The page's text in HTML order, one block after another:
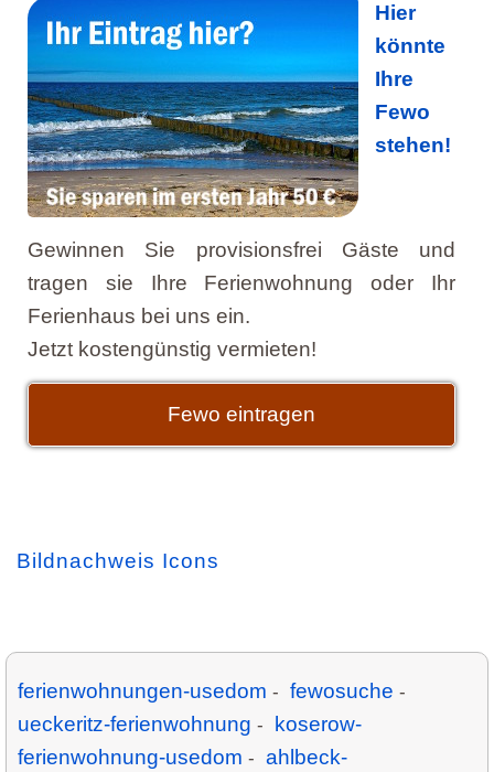
Hier
könnte
Ihre
Fewo
stehen!
Gewinnen Sie provisionsfrei Gäste und
tragen sie Ihre Ferienwohnung oder Ihr
Ferienhaus bei uns ein.
Jetzt kostengünstig vermieten!
Fewo eintragen
Bildnachweis Icons
ferienwohnungen-usedom - fewosuche -
ueckeritz-ferienwohnung -
koserow-
ferienwohnung-usedom - ahlbeck-